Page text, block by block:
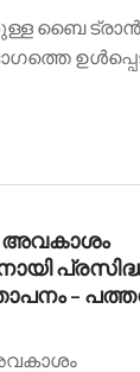
ബൈ
–